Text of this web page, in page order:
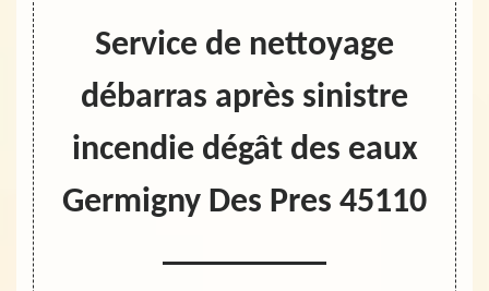
Service de nettoyage
débarras après sinistre
incendie dégât des eaux
Germigny Des Pres 45110